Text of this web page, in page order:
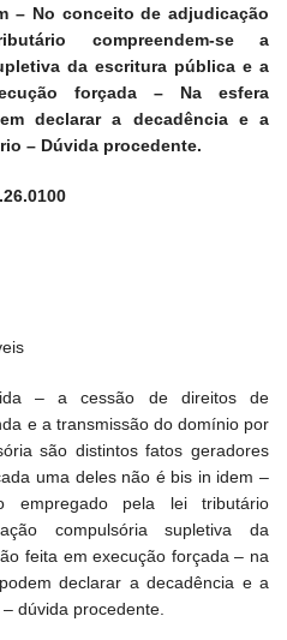
– No conceito de adjudicação
compreendem-se a
da escritura pública e a
forçada – Na esfera
declarar a decadência e a
– Dúvida procedente.
– a cessão de direitos de
e a transmissão do domínio por
são distintos fatos geradores
uma deles não é bis in idem –
empregado pela lei tributário
compulsória supletiva da
feita em execução forçada – na
declarar a decadência e a
dúvida procedente.